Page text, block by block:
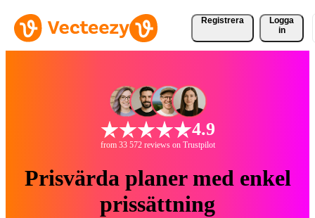
Registrera
Logga
in
4.9
from 33 572 reviews on Trustpilot
Prisvärda planer med enkel
prissättning